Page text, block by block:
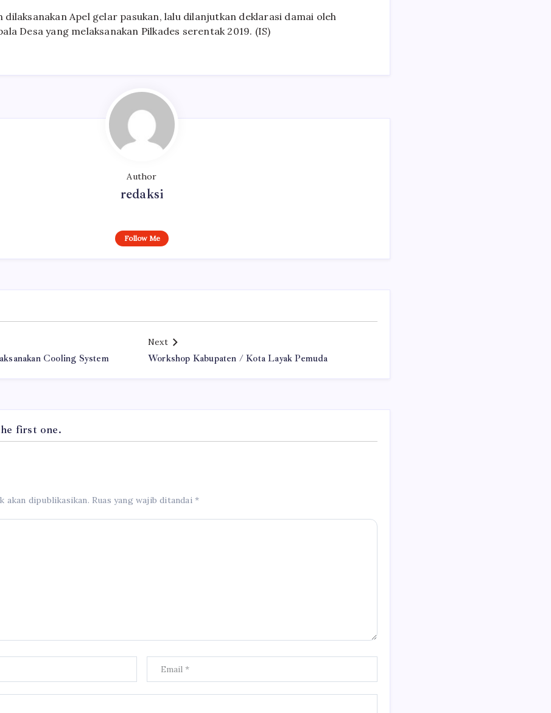
dilaksanakan Apel gelar pasukan, lalu dilanjutkan deklarasi damai oleh
Desa yang melaksanakan Pilkades serentak 2019. (IS)
Author
redaksi
Follow Me
Cooling System
Next
Workshop Kabupaten / Kota Layak Pemuda
first one.
akan dipublikasikan. Ruas yang wajib ditandai*